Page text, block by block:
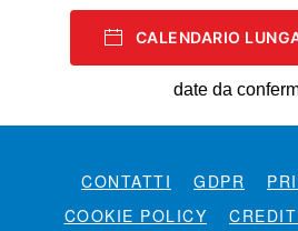
CALENDARIO
date da
CONTATTI GDPR
COOKIE POLICY